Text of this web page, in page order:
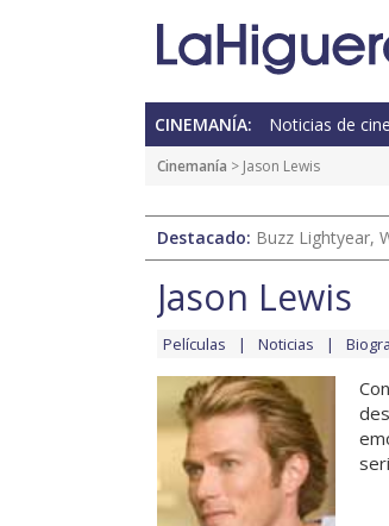
CINEMANÍA: Noticias de cine
Cinemanía > Jason Lewis
Destacado: Buzz Lightyear,
Jason Lewis
Películas Noticias